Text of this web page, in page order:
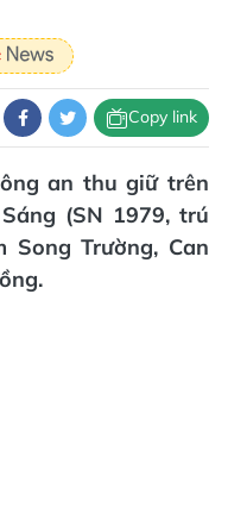
Copy link
an thu giữ trên
(SN 1979, trú
Trường, Can